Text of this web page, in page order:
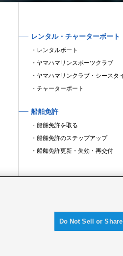
レンタル・チャーターボート
レンタルボート
ヤマハマリンスポーツクラブ
ヤマハマリンクラブ・シースタ
チャーターボート
船舶免許
船舶免許を取る
船舶免許のステップアップ
船舶免許更新・失効・再交付
Do Not Sell or